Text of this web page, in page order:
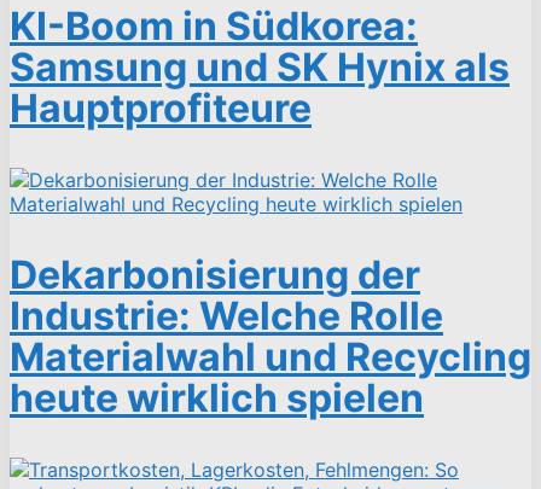
KI-Boom in Südkorea:
Samsung und SK Hynix als
Hauptprofiteure
Dekarbonisierung der
Industrie: Welche Rolle
Materialwahl und Recycling
heute wirklich spielen